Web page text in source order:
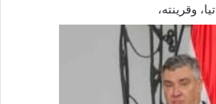
وقرينته،